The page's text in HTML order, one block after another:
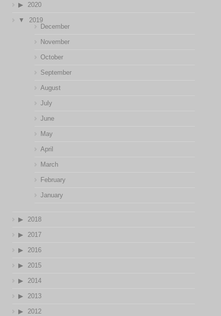
2020
2019
December
November
October
September
August
July
June
May
April
March
February
January
2018
2017
2016
2015
2014
2013
2012